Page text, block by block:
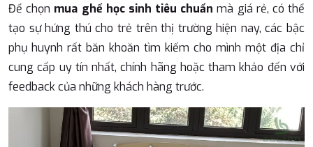
Để chọn mua ghế học sinh tiêu chuẩnmà giá rẻ, có thể
tạo sự hứng thú cho trẻ trên thị trường hiện nay, các bậc
phụ huynh rất băn khoăn tìm kiếm cho mình một địa chỉ
cung cấp uy tín nhất, chính hãng hoặc tham khảo đến với
feedback của những khách hàng trước.